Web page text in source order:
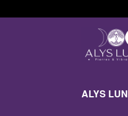
Aller
la
Aller
au
contenu
ALYS